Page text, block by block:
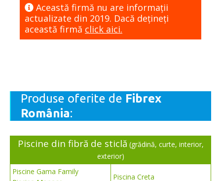
Această firmă nu are informaţii
actualizate din 2019. Dacă dețineți
această firmă click aici.
Produse oferite de Fibrex
România:
Piscine din fibră de sticlă (grădină, curte, interior,
exterior)
Piscine Gama Family
Piscina Creta